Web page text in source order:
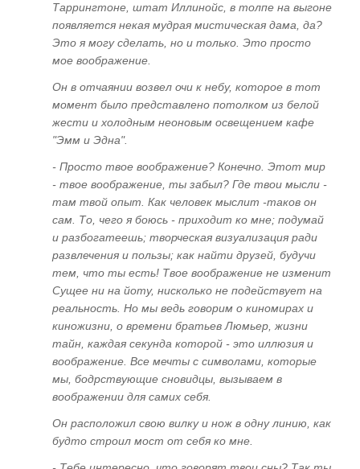
нейролингвистическое программирование
сознания
"Ударим магией по эволюции", или Как
магия
Не умрем, но изменимся
ГЛАВА ВОСЬМАЯ
"Крестоносцы". Религия и деструктивная
магия. Религиозные обряды с точки зрения
эниологии
За что Бог проклял род Адама? Прочтем
Библию "с карандашом в руке"
ГЛАВА ДЕВЯТАЯ
Техногенная магия
энергоинформационном обмене. "Заряжаю
воду, кремы, аккумуляторы..."
Таррингтоне, штат Иллинойс, в толпе на выгоне
появляется некая мудрая мистическая дама, да?
Это я могу сделать, но и только. Это просто
мое воображение.
Он в отчаянии возвел очи к небу, которое в тот
момент было представлено потолком из белой
жести и холодным неоновым освещением кафе
"Эмм и Эдна".
- Просто твое воображение? Конечно. Этот мир
- твое воображение, ты забыл? Где твои мысли -
там твой опыт. Как человек мыслит -таков он
сам. То, чего я боюсь - приходит ко мне; подумай
и разбогатеешь; творческая визуализация ради
развлечения и пользы; как найти друзей, будучи
тем, что ты есть! Твое воображение не изменит
Сущее ни на йоту, нисколько не подействует на
реальность. Но мы ведь говорим о киномирах и
киножизни, о времени братьев Люмьер, жизни
тайн, каждая секунда которой - это иллюзия и
воображение. Все мечты с символами, которые
мы, бодрствующие сновидцы, вызываем в
воображении для самих себя.
Он расположил свою вилку и нож в одну линию, как
будто строил мост от себя ко мне.